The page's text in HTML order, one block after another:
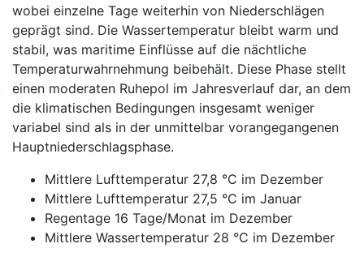
wobei einzelne Tage weiterhin von Niederschlägen
geprägt sind. Die Wassertemperatur bleibt warm und
stabil, was maritime Einflüsse auf die nächtliche
Temperaturwahrnehmung beibehält. Diese Phase stellt
einen moderaten Ruhepol im Jahresverlauf dar, an dem
die klimatischen Bedingungen insgesamt weniger
variabel sind als in der unmittelbar vorangegangenen
Hauptniederschlagsphase.
Mittlere Lufttemperatur 27,8 °C im Dezember
Mittlere Lufttemperatur 27,5 °C im Januar
Regentage 16 Tage/Monat im Dezember
Mittlere Wassertemperatur 28 °C im Dezember